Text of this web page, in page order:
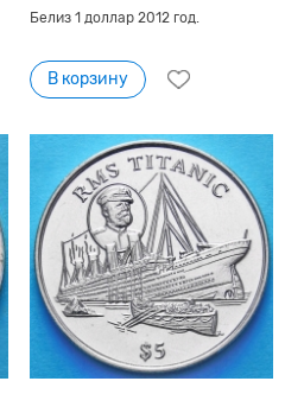
Белиз 1 доллар 2012 год.
В корзину